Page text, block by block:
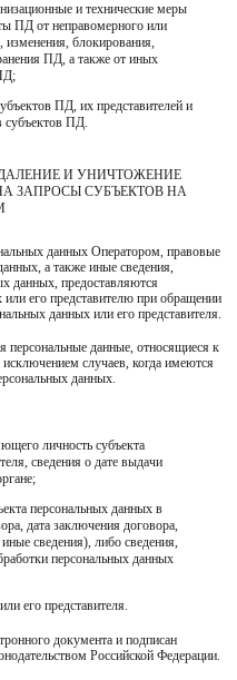
и технические меры
ПД от неправомерного или
изменения, блокирования,
ПД, а также от иных
ПД, их представителей и
субъектов ПД.
И УНИЧТОЖЕНИЕ
ЗАПРОСЫ СУБЪЕКТОВ НА
данных Оператором, правовые
а также иные сведения,
данных, предоставляются
его представителю при обращении
данных или его представителя.
персональные данные, относящиеся к
случаев, когда имеются
данных.
личность субъекта
сведения о дате выдачи
персональных данных в
дата заключения договора,
сведения), либо сведения,
персональных данных
его представителя.
документа и подписан
Российской Федерации.